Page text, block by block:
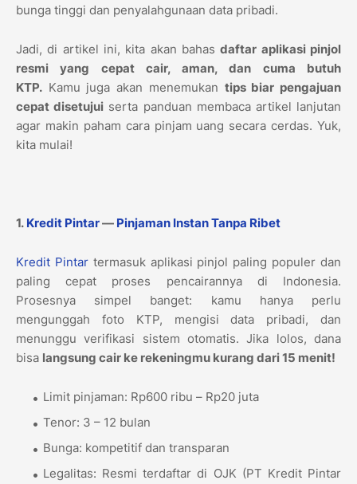
bunga tinggi dan penyalahgunaan data pribadi.
Jadi, di artikel ini, kita akan bahasdaftar aplikasi pinjol
resmi yang cepat cair, aman, dan cuma butuh
KTP. Kamu juga akan menemukan tips biar pengajuan
cepat disetujui serta panduan membaca artikel lanjutan
agar makin paham cara pinjam uang secara cerdas. Yuk,
kita mulai!
1. Kredit Pintar— Pinjaman Instan Tanpa Ribet
Kredit Pintartermasuk aplikasi pinjol paling populer dan
paling cepat proses pencairannya di Indonesia.
Prosesnya simpel banget: kamu hanya perlu
mengunggah foto KTP, mengisi data pribadi, dan
menunggu verifikasi sistem otomatis. Jika lolos, dana
bisa langsung cair ke rekeningmu kurang dari 15 menit!
Limit pinjaman: Rp600 ribu – Rp20 juta
Tenor: 3 – 12 bulan
Bunga: kompetitif dan transparan
Legalitas: Resmi terdaftar di OJK (PT Kredit Pintar